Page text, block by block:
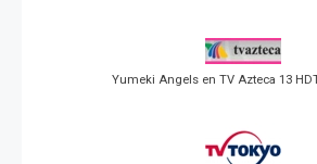
Yumeki Angels en TV Azteca 13